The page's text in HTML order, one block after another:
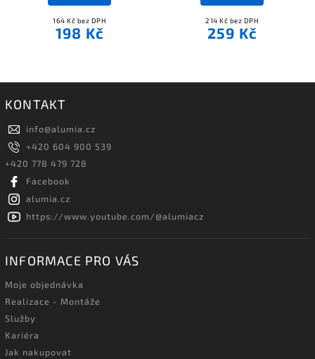
164 Kč bez DPH
198 Kč
214 Kč bez DPH
259 Kč
KONTAKT
info@alumia.cz
+420 604 900 539
+420 778 479 728
Facebook
alumia.cz
https://www.youtube.com/@alumiacz
INFORMACE PRO VÁS
Moje objednávka
Realizace - Montáže
Služby
Kariéra
Jak nakupovat